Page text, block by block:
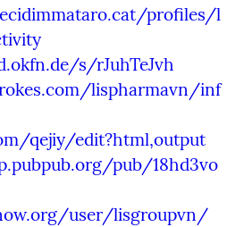
profiles/l
s/rJuhTeJvh
lispharmavn/inf
qejiy/edit?html,output
pub/18hd3vo
user/lisgroupvn/